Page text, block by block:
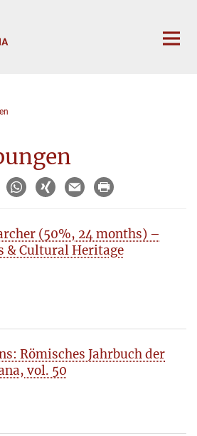
(50%, 24 months) –
& Cultural Heritage
Römisches Jahrbuch der
vol. 50